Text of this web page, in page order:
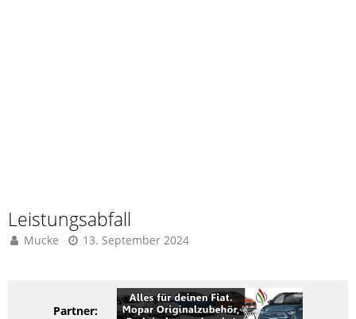
Leistungsabfall
Mucke 13. September 2024
Partner: